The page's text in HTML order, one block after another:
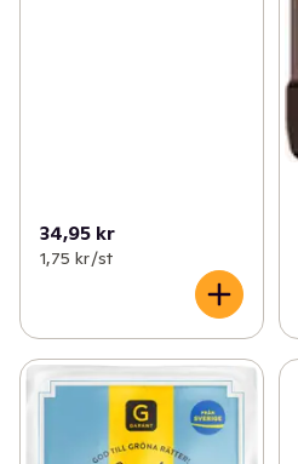
34,95 kr
1,75 kr /st